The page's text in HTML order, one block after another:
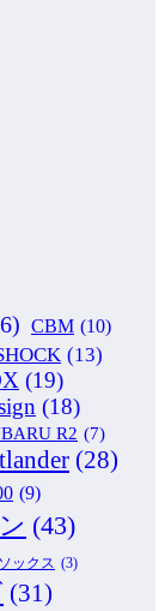
CBM (10)
(13)
(19)
(18)
R2 (7)
(28)
(9)
(43)
ックス (3)
(31)